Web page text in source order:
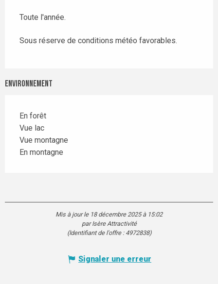
Toute l'année.
Sous réserve de conditions météo favorables.
Environnement
En forêt
Vue lac
Vue montagne
En montagne
Mis à jour le 18 décembre 2025 à 15:02
par Isère Attractivité
(Identifiant de l'offre : 4972838)
Signaler une erreur